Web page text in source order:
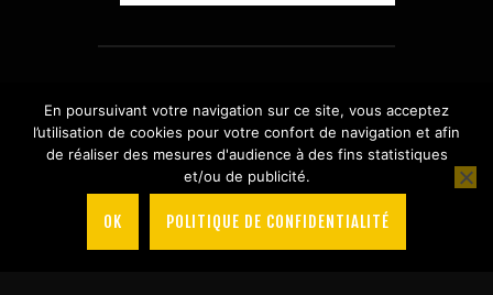
Politique de Confidentialité–Plan de
Site
En poursuivant votre navigation sur ce site, vous acceptez
l’utilisation de cookies pour votre confort de navigation et afin
de réaliser des mesures d'audience à des fins statistiques
et/ou de publicité.
OK POLITIQUE DE CONFIDENTIALITÉ